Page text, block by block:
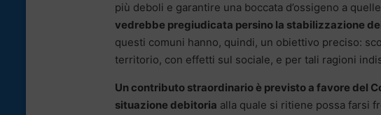
più deboli e garantire una boccata d’ossigeno a
vedrebbe pregiudicata persino la stabilizzazione
questi comuni hanno, quindi, un obiettivo preciso:
territorio, con effetti sul sociale, e per tali ragioni
Un contributo straordinario è previsto a favore del
situazione debitoria alla quale si ritiene possa farsi